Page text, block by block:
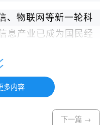
、物联网等新一轮科
息产业已成为国民经
息工程专业人才的需
、工业互联网等领域
舞台。毕业生就业面
统设计岗、通信与运
多内容
下一篇 →